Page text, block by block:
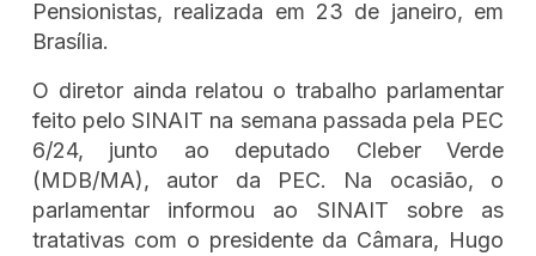
Pensionistas, realizada em 23 de janeiro, em
Brasília.
O diretor ainda relatou o trabalho parlamentar
feito pelo SINAIT na semana passada pela PEC
6/24, junto ao deputado Cleber Verde
(MDB/MA), autor da PEC. Na ocasião, o
parlamentar informou ao SINAIT sobre as
tratativas com o presidente da Câmara, Hugo